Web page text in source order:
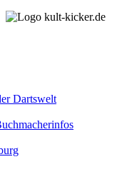
Dartswelt